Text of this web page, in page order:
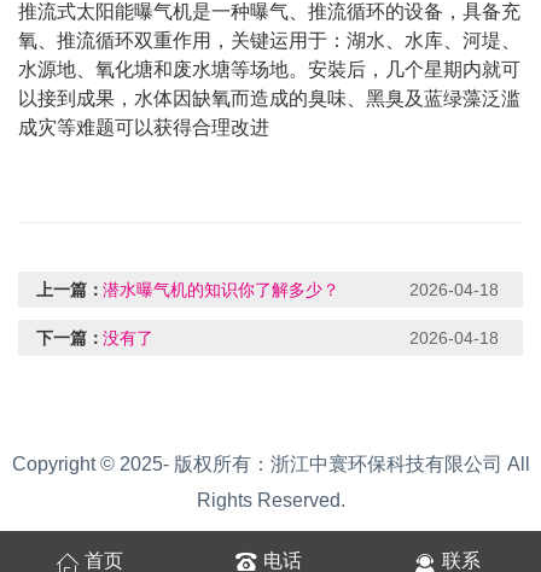
推流式太阳能曝气机是一种曝气、推流循环的设备，具备充
氧、推流循环双重作用，关键运用于：湖水、水库、河堤、
水源地、氧化塘和废水塘等场地。安裝后，几个星期内就可
以接到成果，水体因缺氧而造成的臭味、黑臭及蓝绿藻泛滥
成灾等难题可以获得合理改进
上一篇：潜水曝气机的知识你了解多少？ 2026-04-18
下一篇：没有了 2026-04-18
Copyright © 2025- 版权所有：浙江中寰环保科技有限公司 All
Rights Reserved.
首页 电话 联系